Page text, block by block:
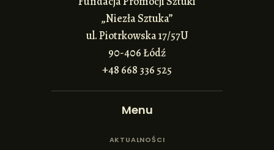
„Niezła Sztuka”
ul. Piotrkowska 17/57U
90-406 Łódź
+48 668 336 525
Menu
AKTUALNOŚCI